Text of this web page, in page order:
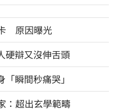
原因曝光
硬辯又沒伸舌頭
瞬間秒痛哭」
：超出玄學範疇